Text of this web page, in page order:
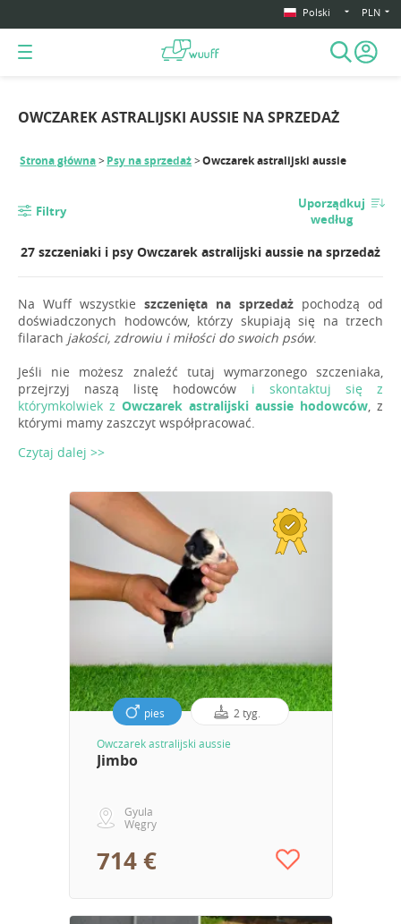
Polski PLN
OWCZAREK ASTRALIJSKI AUSSIE NA SPRZEDAŻ
Strona główna Psy na sprzedaż Owczarek astralijski aussie
Filtry
Uporządkuj
według
27 szczeniaki i psy Owczarek astralijski aussie na sprzedaż
Na Wuff wszystkie szczenięta na sprzedaż pochodzą od
doświadczonych hodowców, którzy skupiają się na trzech
filarach jakości, zdrowiu i miłości do swoich psów.
Jeśli nie możesz znaleźć tutaj wymarzonego szczeniaka,
przejrzyj naszą listę hodowców i skontaktuj się z
którymkolwiek z Owczarek astralijski aussie hodowców, z
którymi mamy zaszczyt współpracować.
Czytaj dalej >>
pies 2 tyg.
Owczarek astralijski aussie
Jimbo
Gyula
Węgry
714 €